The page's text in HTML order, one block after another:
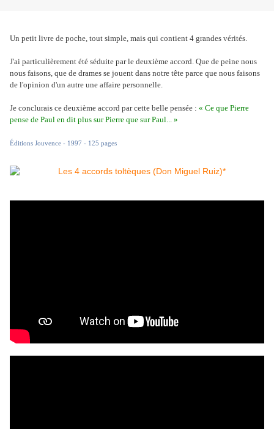
Un petit livre de poche, tout simple, mais qui contient 4 grandes vérités.
J'ai particulièrement été séduite par le deuxième accord. Que de peine nous
nous faisons, que de drames se jouent dans notre tête parce que nous faisons
de l'opinion d'un autre une affaire personnelle.
Je conclurais ce deuxième accord par cette belle pensée : « Ce que Pierre
pense de Paul en dit plus sur Pierre que sur Paul... »
Éditions Jouvence - 1997 - 125 pages